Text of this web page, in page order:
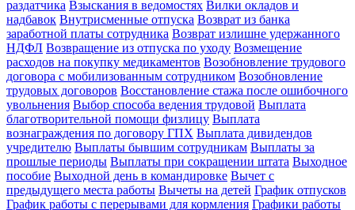
раздатчика Взыскания в ведомостях Вилки окладов и
надбавок Внутрисменные отпуска Возврат из банка
заработной платы сотрудника Возврат излишне удержанного
НДФЛ Возвращение из отпуска по уходу Возмещение
расходов на покупку медикаментов Возобновление трудового
договора с мобилизованным сотрудником Возобновление
трудовых договоров Восстановление стажа после ошибочного
увольнения Выбор способа ведения трудовой Выплата
благотворительной помощи физлицу Выплата
вознаграждения по договору ГПХ Выплата дивидендов
учредителю Выплаты бывшим сотрудникам Выплаты за
прошлые периоды Выплаты при сокращении штата Выходное
пособие Выходной день в командировке Вычет с
предыдущего места работы Вычеты на детей График отпусков
График работы с перерывами для кормления Графики работы